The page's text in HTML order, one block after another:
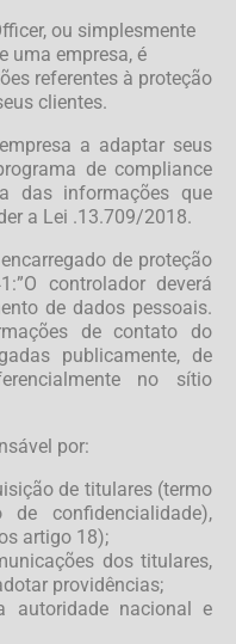
ou simplesmente
uma empresa, é
referentes à proteção
clientes.
a adaptar seus
de compliance
das informações que
a Lei .13.709/2018.
de proteção
controlador deverá
de dados pessoais.
de contato do
publicamente, de
no sítio
por:
de titulares (termo
de confidencialidade),
artigo 18);
dos titulares,
providências;
autoridade nacional e